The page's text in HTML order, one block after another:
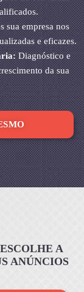
sua empresa nos
e eficazes.
Diagnóstico e
da sua
A
ANÚNCIOS